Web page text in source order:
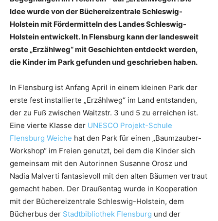
Idee wurde von der Büchereizentrale Schleswig-
Holstein mit Fördermitteln des Landes Schleswig-
Holstein entwickelt. In Flensburg kann der landesweit
erste „Erzählweg“ mit Geschichten entdeckt werden,
die Kinder im Park gefunden und geschrieben haben.
In Flensburg ist Anfang April in einem kleinen Park der
erste fest installierte „Erzählweg“ im Land entstanden,
der zu Fuß zwischen Waitzstr. 3 und 5 zu erreichen ist.
Eine vierte Klasse der UNESCO Projekt-Schule
Flensburg Weiche hat den Park für einen „Baumzauber-
Workshop“ im Freien genutzt, bei dem die Kinder sich
gemeinsam mit den Autorinnen Susanne Orosz und
Nadia Malverti fantasievoll mit den alten Bäumen vertraut
gemacht haben. Der Draußentag wurde in Kooperation
mit der Büchereizentrale Schleswig-Holstein, dem
Bücherbus der Stadtbibliothek Flensburg und der